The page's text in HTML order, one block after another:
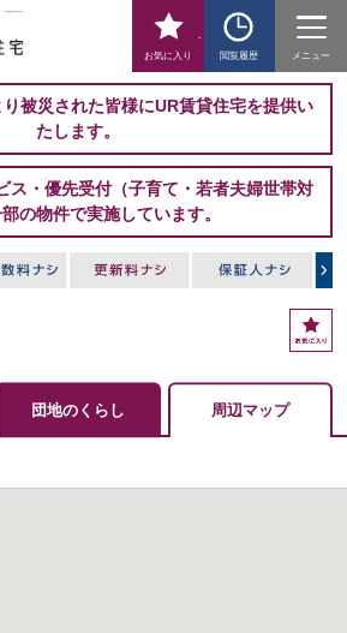
お気に入り
-
閲覧履歴
メニュー
被災された皆様にUR賃貸住宅を提供い
たします。
ス・優先受付（子育て・若者夫婦世帯対
の物件で実施しています。
団地のくらし 周辺マップ